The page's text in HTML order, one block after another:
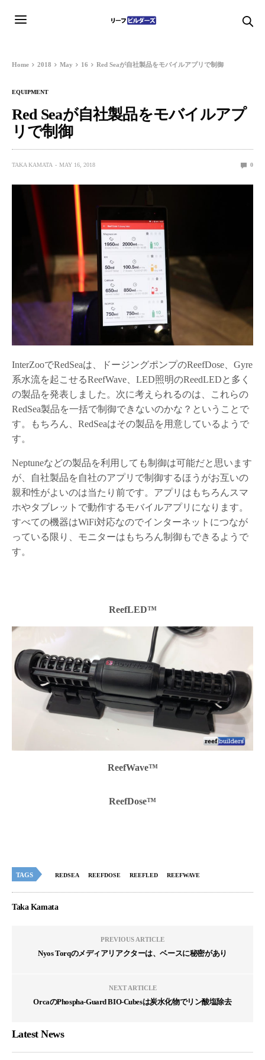
Home 2018 May 16 Red Seaが自社製品をモバイルアプリで制御
EQUIPMENT
Red Seaが自社製品をモバイルアプ
リで制御
TAKA KAMATA MAY 16, 2018 0
InterZooでRedSeaは、ドージングポンプのReefDose、Gyre
系水流を起こせるReefWave、LED照明のReedLEDと多く
の製品を発表しました。次に考えられるのは、これらの
RedSea製品を一括で制御できないのかな？ということで
す。もちろん、RedSeaはその製品を用意しているようで
す。
Neptuneなどの製品を利用しても制御は可能だと思います
が、自社製品を自社のアプリで制御するほうがお互いの
親和性がよいのは当たり前です。アプリはもちろんスマ
ホやタブレットで動作するモバイルアプリになります。
すべての機器はWiFi対応なのでインターネットにつなが
っている限り、モニターはもちろん制御もできるようで
す。
ReefLED™
ReefWave™
ReefDose™
TAGS REDSEA REEFDOSE REEFLED REEFWAVE
Taka Kamata
PREVIOUS ARTICLE
Nyos Torqのメディアリアクターは、ベースに秘密があり
NEXT ARTICLE
OrcaのPhospha-Guard BIO-Cubesは炭水化物でリン酸塩除去
Latest News